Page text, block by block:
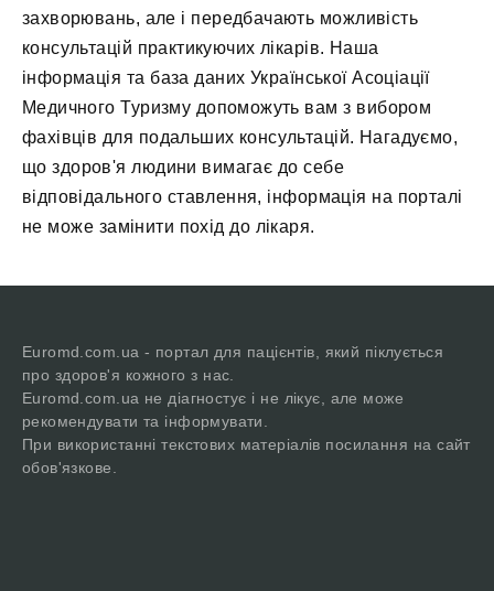
захворювань, але і передбачають можливість
консультацій практикуючих лікарів. Наша
інформація та база даних Української Асоціації
Медичного Туризму допоможуть вам з вибором
фахівців для подальших консультацій. Нагадуємо,
що здоров'я людини вимагає до себе
відповідального ставлення, інформація на порталі
не може замінити похід до лікаря.
Euromd.com.ua - портал для пацієнтів, який піклується
про здоров'я кожного з нас.
Euromd.com.ua не діагностує і не лікує, але може
рекомендувати та інформувати.
При використанні текстових матеріалів посилання на сайт
обов'язкове.